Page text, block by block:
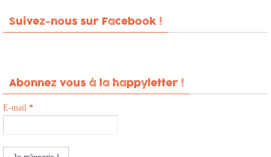
Suivez-nous sur Facebook !
Abonnez vous à la happyletter !
E-mail *